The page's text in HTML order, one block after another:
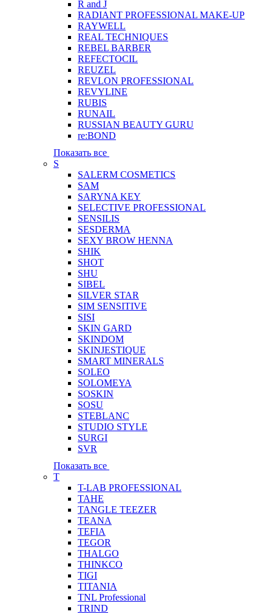
R and J
RADIANT PROFESSIONAL MAKE-UP
RAYWELL
REAL TECHNIQUES
REBEL BARBER
REFECTOCIL
REUZEL
REVLON PROFESSIONAL
REVYLINE
RUBIS
RUNAIL
RUSSIAN BEAUTY GURU
re:BOND
Показать все
S
SALERM COSMETICS
SAM
SARYNA KEY
SELECTIVE PROFESSIONAL
SENSILIS
SESDERMA
SEXY BROW HENNA
SHIK
SHOT
SHU
SIBEL
SILVER STAR
SIM SENSITIVE
SISI
SKIN GARD
SKINDOM
SKINJESTIQUE
SMART MINERALS
SOLEO
SOLOMEYA
SOSKIN
SOSU
STEBLANC
STUDIO STYLE
SURGI
SVR
Показать все
T
T-LAB PROFESSIONAL
TAHE
TANGLE TEEZER
TEANA
TEFIA
TEGOR
THALGO
THINKCO
TIGI
TITANIA
TNL Professional
TRIND